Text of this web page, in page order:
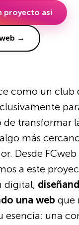
proyecto así
→
como un club
de transformar
más
Desde FCweb
a este
digital,
una web que
esencia: una